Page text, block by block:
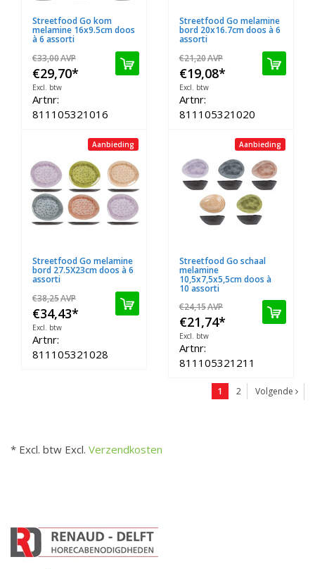
Streetfood Go kom
melamine 16x9.5cm doos
à 6 assorti
€33,00AVP
€29,70*
Excl. btw
Artnr:
811105321016
Streetfood Go melamine
bord 20x16.7cm doos à 6
assorti
€21,20AVP
€19,08*
Excl. btw
Artnr:
811105321020
Aanbieding
Streetfood Go melamine
bord 27.5X23cm doos à 6
assorti
€38,25AVP
€34,43*
Excl. btw
Artnr:
811105321028
Aanbieding
Streetfood Go schaal
melamine
10,5x7,5x5,5cm doos à
10 assorti
€24,15AVP
€21,74*
Excl. btw
Artnr:
811105321211
1 2 Volgende
* Excl. btw Excl. Verzendkosten